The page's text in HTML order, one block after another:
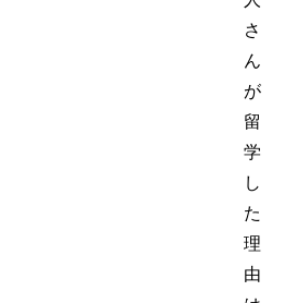
さ
ん
が
留
学
し
た
理
由